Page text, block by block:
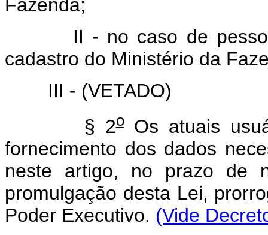
Fazenda;
II - no caso de pessoa
cadastro do Ministério da
III - (VETADO)
§ 2oOs atuais
fornecimento dos dados
neste artigo, no prazo de
promulgação desta Lei,
Poder Executivo. (Vide